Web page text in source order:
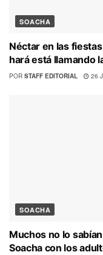
SOACHA
Néctar en las
hará está llamando
POR STAFF EDITORIAL 26
SOACHA
Muchos no lo
Soacha con los